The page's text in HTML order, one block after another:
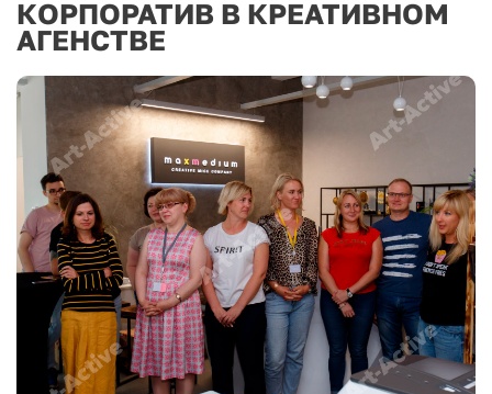
КОРПОРАТИВ В КРЕАТИВНОМ
АГЕНСТВЕ